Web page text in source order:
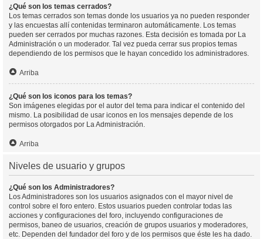
¿Qué son los temas cerrados?
Los temas cerrados son temas donde los usuarios ya no pueden responder
y las encuestas allí contenidas terminaron automáticamente. Los temas
pueden ser cerrados por muchas razones. Esta decisión es tomada por La
Administración o un moderador. Tal vez pueda cerrar sus propios temas
dependiendo de los permisos que le hayan concedido los administradores.
Arriba
¿Qué son los iconos para los temas?
Son imágenes elegidas por el autor del tema para indicar el contenido del
mismo. La posibilidad de usar iconos en los mensajes depende de los
permisos otorgados por La Administración.
Arriba
Niveles de usuario y grupos
¿Qué son los Administradores?
Los Administradores son los usuarios asignados con el mayor nivel de
control sobre el foro entero. Estos usuarios pueden controlar todas las
acciones y configuraciones del foro, incluyendo configuraciones de
permisos, baneo de usuarios, creación de grupos usuarios y moderadores,
etc. Dependen del fundador del foro y de los permisos que éste les ha dado.